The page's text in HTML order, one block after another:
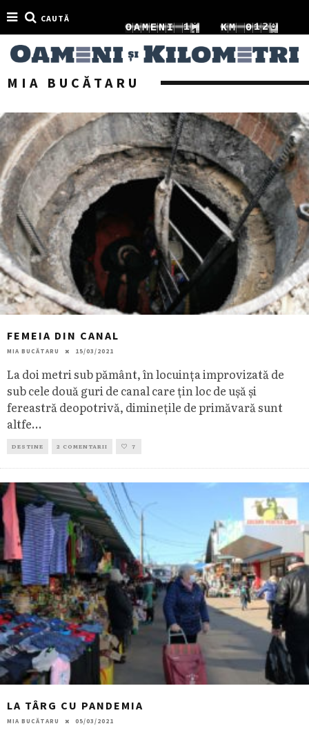
CAUTĂ
OAMENI
2
13
KM
0
12
14
58
7
MIA BUCĂTARU
FEMEIA DIN CANAL
MIA BUCĂTARU 15/03/2021
La doi metri sub pământ, în locuința improvizată de
sub cele două guri de canal care țin loc de ușă și
fereastră deopotrivă, diminețile de primăvară sunt
altfe...
DESTINE 2 COMENTARII 7
LA TÂRG CU PANDEMIA
MIA BUCĂTARU 05/03/2021